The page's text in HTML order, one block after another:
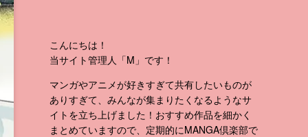
こんにちは！
当サイト管理人「M」です！
マンガやアニメが好きすぎて共有したいものが
ありすぎて、みんなが集まりたくなるようなサ
イトを立ち上げました！おすすめ作品を細かく
まとめていますので、定期的にMANGA倶楽部で